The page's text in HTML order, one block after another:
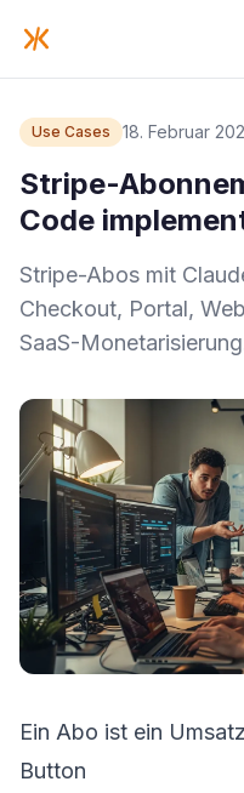
Use Cases 18. Februar
Stripe-
Code
Stripe-Abos mit
Checkout, Portal,
SaaS-
Ein Abo ist ein
Button